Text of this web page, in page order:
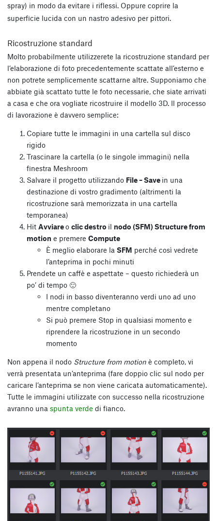
spray) in modo da evitare i riflessi. Oppure coprire la
superficie lucida con un nastro adesivo per pittori.
Ricostruzione standard
Molto probabilmente utilizzerete la ricostruzione standard per
l’elaborazione di foto precedentemente scattate all’esterno e
non potrete semplicemente scattarne altre. Supponiamo che
abbiate già scattato tutte le foto necessarie, che siate arrivati
a casa e che ora vogliate ricostruire il modello 3D. Il processo
di lavorazione è davvero semplice:
Copiare tutte le immagini in una cartella sul disco
rigido
Trascinare la cartella (o le singole immagini) nella
finestra Meshroom
Salvare il progetto utilizzando File – Save in una
destinazione di vostro gradimento (altrimenti la
ricostruzione sarà memorizzata in una cartella
temporanea)
Hit Avviareo clic destro il nodo (SFM) Structure from
motion e premere Compute
È meglio elaborare la SFM perché così vedrete
l’anteprima in pochi minuti
Prendete un caffè e aspettate – questo richiederà un
po’ di tempo 🙂
I nodi in basso diventeranno verdi uno ad uno
mentre completano
Si può premere Stop in qualsiasi momento e
riprendere la ricostruzione in un secondo
momento
Non appena il nodo Structure from motion è completo, vi
verrà presentata un’anteprima (fare doppio clic sul nodo per
caricare l’anteprima se non viene caricata automaticamente).
Tutte le immagini utilizzate con successo nella ricostruzione
avranno una spunta verde di fianco.